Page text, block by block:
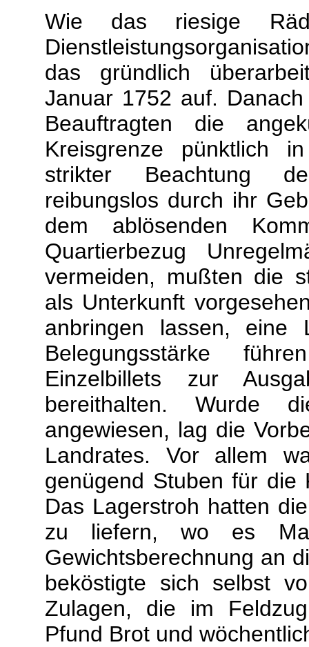
Wie das riesige
das gründlich
Januar 1752 auf.
Beauftragten die
Kreisgrenze pünktlich
strikter Beachtung
reibungslos durch ihr
dem ablösenden
Quartierbezug
vermeiden, mußten die
als Unterkunft
anbringen lassen, eine
Belegungsstärke
Einzelbillets zur
bereithalten. Wurde
angewiesen, lag die
Landrates. Vor allem
genügend Stuben für die
Das Lagerstroh hatten
zu liefern, wo es
Gewichtsberechnung an
beköstigte sich selbst
Zulagen, die im
Pfund Brot und